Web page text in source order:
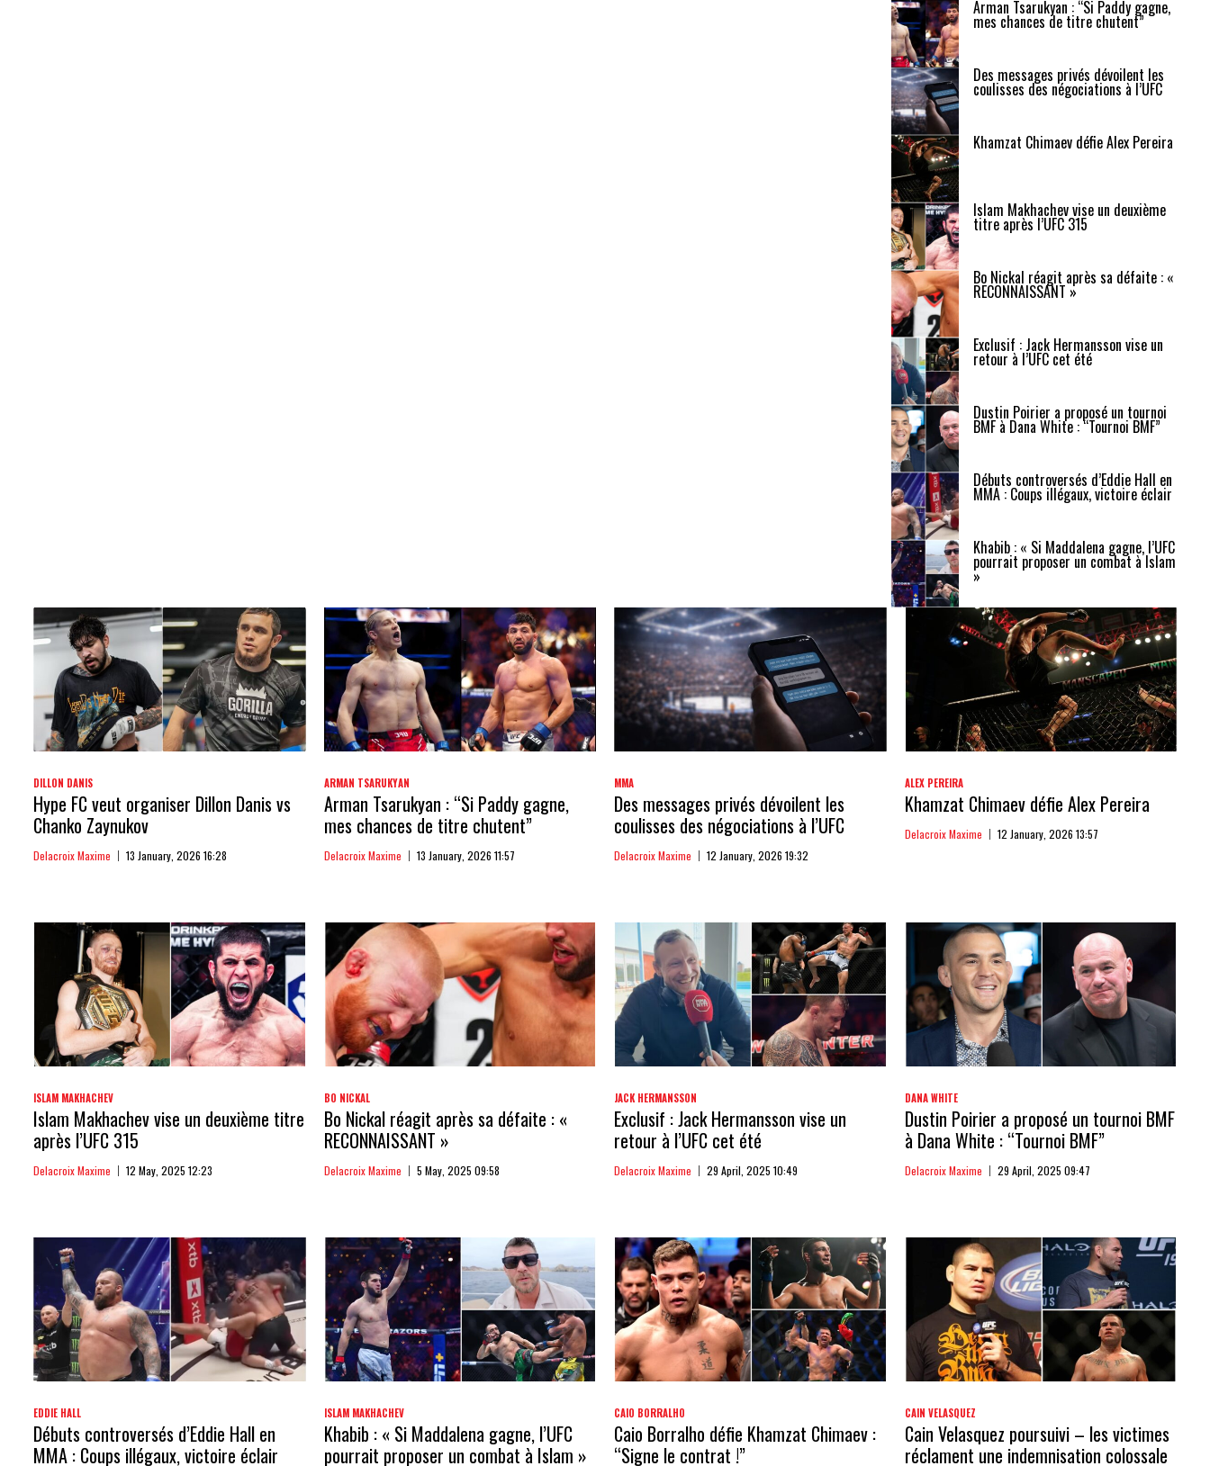
Arman Tsarukyan : “Si Paddy gagne,
mes chances de titre chutent”
Des messages privés dévoilent les
coulisses des négociations à l’UFC
Khamzat Chimaev défie Alex Pereira
Islam Makhachev vise un deuxième
titre après l’UFC 315
Bo Nickal réagit après sa défaite : «
RECONNAISSANT »
Exclusif : Jack Hermansson vise un
retour à l’UFC cet été
Dustin Poirier a proposé un tournoi
BMF à Dana White : “Tournoi BMF”
Débuts controversés d’Eddie Hall en
MMA : Coups illégaux, victoire éclair
Khabib : « Si Maddalena gagne, l’UFC
pourrait proposer un combat à Islam
»
DILLON DANIS
Hype FC veut organiser Dillon Danis vs
Chanko Zaynukov
Delacroix Maxime 13 January, 2026 16:28
ARMAN TSARUKYAN
Arman Tsarukyan : “Si Paddy gagne,
mes chances de titre chutent”
Delacroix Maxime 13 January, 2026 11:57
MMA
Des messages privés dévoilent les
coulisses des négociations à l’UFC
Delacroix Maxime 12 January, 2026 19:32
ALEX PEREIRA
Khamzat Chimaev défie Alex Pereira
Delacroix Maxime 12 January, 2026 13:57
ISLAM MAKHACHEV
Islam Makhachev vise un deuxième titre
après l’UFC 315
Delacroix Maxime 12 May, 2025 12:23
BO NICKAL
Bo Nickal réagit après sa défaite : «
RECONNAISSANT »
Delacroix Maxime 5 May, 2025 09:58
JACK HERMANSSON
Exclusif : Jack Hermansson vise un
retour à l’UFC cet été
Delacroix Maxime 29 April, 2025 10:49
DANA WHITE
Dustin Poirier a proposé un tournoi BMF
à Dana White : “Tournoi BMF”
Delacroix Maxime 29 April, 2025 09:47
EDDIE HALL
Débuts controversés d’Eddie Hall en
MMA : Coups illégaux, victoire éclair
ISLAM MAKHACHEV
Khabib : « Si Maddalena gagne, l’UFC
pourrait proposer un combat à Islam »
CAIO BORRALHO
Caio Borralho défie Khamzat Chimaev :
“Signe le contrat !”
CAIN VELASQUEZ
Cain Velasquez poursuivi – les victimes
réclament une indemnisation colossale